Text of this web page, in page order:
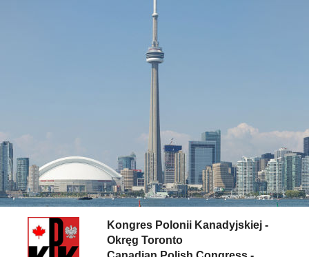
Kongres Polonii Kanadyjskiej -
Okręg Toronto